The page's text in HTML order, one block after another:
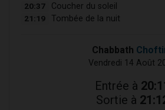
20:37 Coucher du soleil
21:19 Tombée de la nuit
Chabbath
Vendredi 14 Août
Entrée à
Sortie à